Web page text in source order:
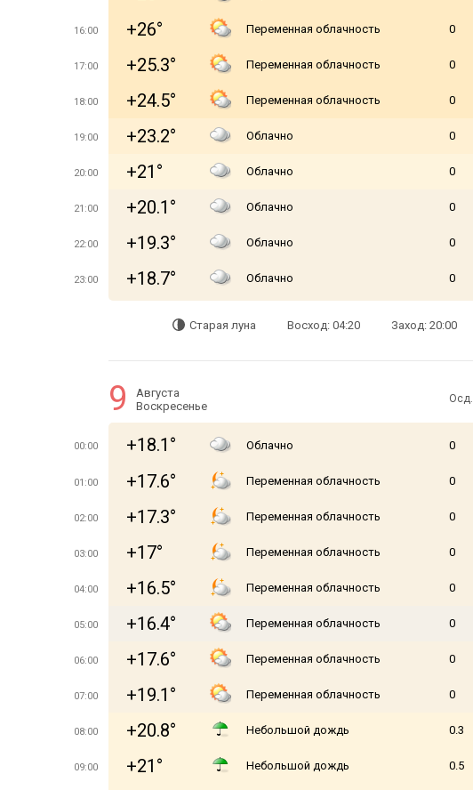
16:00 +26° Переменная облачность 0
17:00 +25.3° Переменная облачность 0
18:00 +24.5° Переменная облачность 0
19:00 +23.2° Облачно 0
20:00 +21° Облачно 0
21:00 +20.1° Облачно 0
22:00 +19.3° Облачно 0
23:00 +18.7° Облачно 0
Старая луна Восход: 04:20 Заход: 20:00
9
Августа
Воскресенье
Осд.
00:00 +18.1° Облачно 0
01:00 +17.6° Переменная облачность 0
02:00 +17.3° Переменная облачность 0
03:00 +17° Переменная облачность 0
04:00 +16.5° Переменная облачность 0
05:00 +16.4° Переменная облачность 0
06:00 +17.6° Переменная облачность 0
07:00 +19.1° Переменная облачность 0
08:00 +20.8° Небольшой дождь 0.3
09:00 +21° Небольшой дождь 0.5